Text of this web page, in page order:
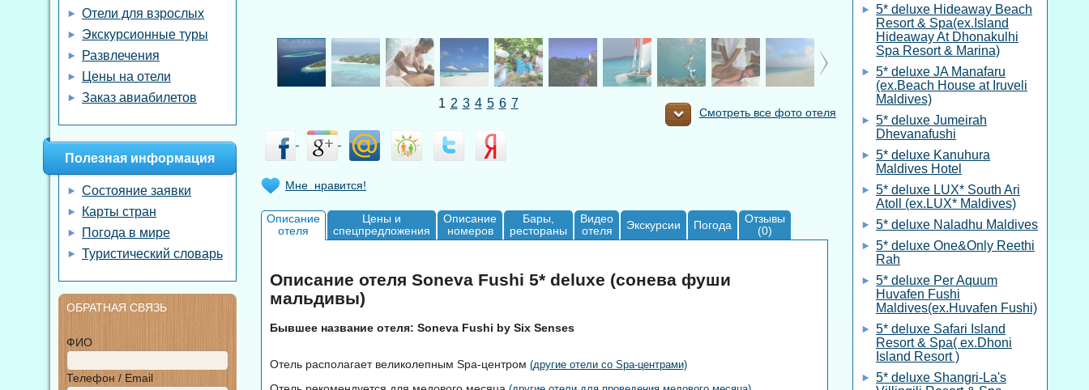
Смотреть все фото отеля
1 2 3 4 5 6 7
Мне нравится!
Описание
отеля
Цены и
спецпредложения
Описание
номеров
Бары,
рестораны
Видео
отеля
Экскурсии Погода
Отзывы
(0)
Описание отеля Soneva Fushi 5* deluxe (сонева фуши
мальдивы)
Бывшее название отеля: Soneva Fushi by Six Senses
Отель располагает великолепным Spa-центром (другие отели со Spa-центрами)
Отели для взрослых
Экскурсионные туры
Развлечения
Цены на отели
Заказ авиабилетов
Полезная информация
Состояние заявки
Карты стран
Погода в мире
Туристический словарь
ОБРАТНАЯ СВЯЗЬ
ФИО
Телефон / Email
5* deluxe Hideaway Beach
Resort & Spa(ex.Island
Hideaway At Dhonakulhi
Spa Resort & Marina)
5* deluxe JA Manafaru
(ex.Beach House at Iruveli
Maldives)
5* deluxe Jumeirah
Dhevanafushi
5* deluxe Kanuhura
Maldives Hotel
5* deluxe LUX* South Ari
Atoll (ex.LUX* Maldives)
5* deluxe Naladhu Maldives
5* deluxe One&Only Reethi
Rah
5* deluxe Per Aquum
Huvafen Fushi
Maldives(ex.Huvafen Fushi)
5* deluxe Safari Island
Resort & Spa( ex.Dhoni
Island Resort )
5* deluxe Shangri-La's